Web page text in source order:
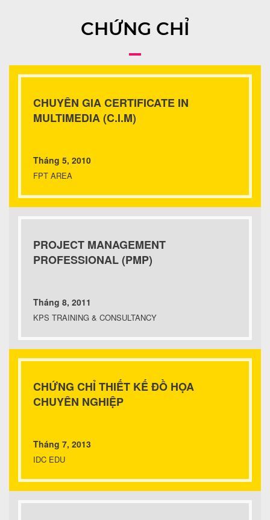
CHỨNG CHỈ
CHUYÊN GIA CERTIFICATE IN
MULTIMEDIA (C.I.M)
Tháng 5, 2010
FPT AREA
PROJECT MANAGEMENT
PROFESSIONAL (PMP)
Tháng 8, 2011
KPS TRAINING & CONSULTANCY
CHỨNG CHỈ THIẾT KẾ ĐỒ HỌA
CHUYÊN NGHIỆP
Tháng 7, 2013
IDC EDU